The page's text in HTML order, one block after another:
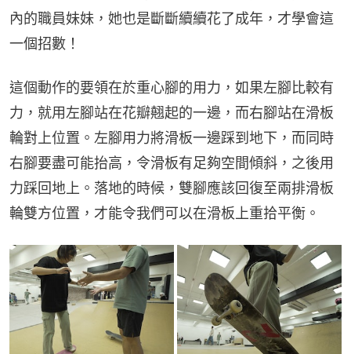
內的職員妹妹，她也是斷斷續續花了成年，才學會這
一個招數！
這個動作的要領在於重心腳的用力，如果左腳比較有
力，就用左腳站在花瓣翹起的一邊，而右腳站在滑板
輪對上位置。左腳用力將滑板一邊踩到地下，而同時
右腳要盡可能抬高，令滑板有足夠空間傾斜，之後用
力踩回地上。落地的時候，雙腳應該回復至兩排滑板
輪雙方位置，才能令我們可以在滑板上重拾平衡。